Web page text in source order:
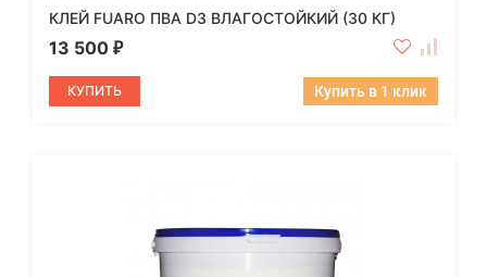
КЛЕЙ FUARO ПВА D3 ВЛАГОСТОЙКИЙ (30 КГ)
13 500 ₽
КУПИТЬ Купить в 1 клик